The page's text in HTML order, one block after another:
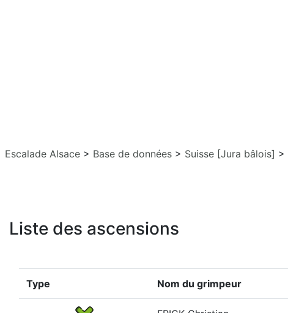
Escalade Alsace > Base de données > Suisse [Jura bâlois] >
Liste des ascensions
Type Nom du grimpeur